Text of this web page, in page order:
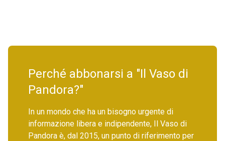
Perché abbonarsi a "Il Vaso di
Pandora?"
In un mondo che ha un bisogno urgente di
informazione libera e indipendente, Il Vaso di
Pandora è, dal 2015, un punto di riferimento per